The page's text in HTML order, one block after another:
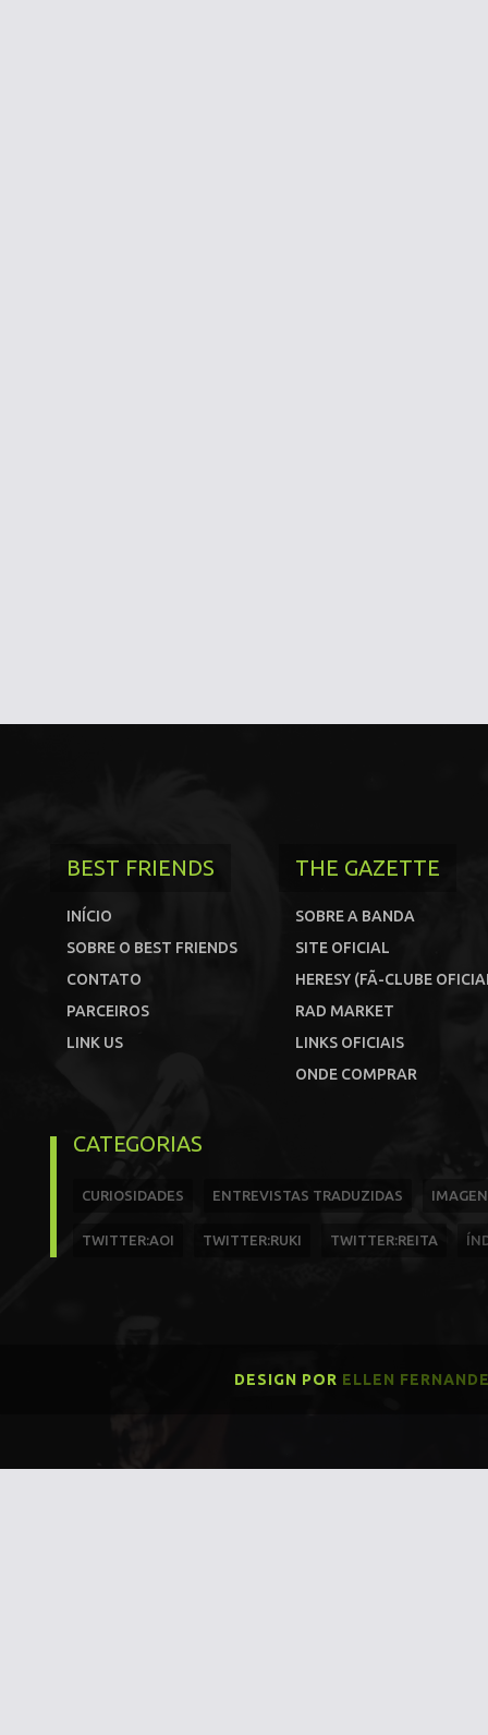
BEST FRIENDS
INÍCIO
SOBRE O BEST FRIENDS
CONTATO
PARCEIROS
LINK US
THE GAZETTE
SOBRE A BANDA
SITE OFICIAL
HERESY (FÃ-CLUBE
RAD MARKET
LINKS OFICIAIS
ONDE COMPRAR
CATEGORIAS
CURIOSIDADES ENTREVISTAS TRADUZIDAS
TWITTER:AOI TWITTER:RUKI TWITTER:REITA
DESIGN POR ELLEN